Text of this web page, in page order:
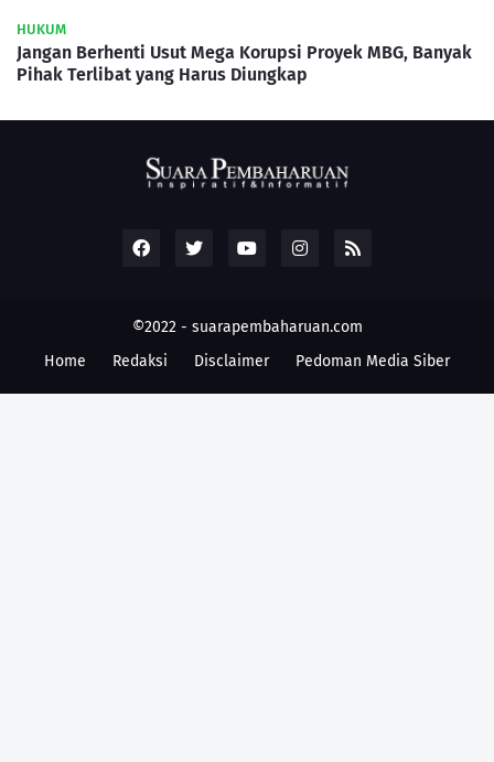
HUKUM
Jangan Berhenti Usut Mega Korupsi Proyek MBG, Banyak
Pihak Terlibat yang Harus Diungkap
©2022 - suarapembaharuan.com
Home
Redaksi Disclaimer Pedoman Media Siber